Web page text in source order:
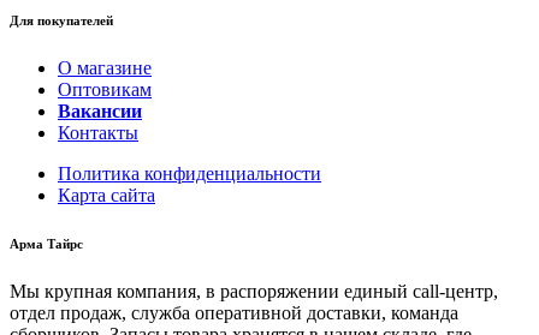
Для покупателей
О магазине
Оптовикам
Вакансии
Контакты
Политика конфиденциальности
Карта сайта
Арма Тайрс
Мы крупная компания, в распоряжении единый call-центр,
отдел продаж, служба оперативной доставки, команда